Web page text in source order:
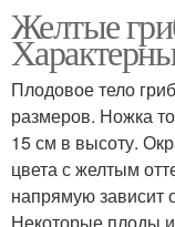
Желтые
Плодовое тело
размеров. Ножка
15 см в высоту.
цвета с желтым
напрямую зависит